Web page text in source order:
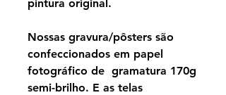
pintura original.
Nossas gravura/pôsters são
confeccionados em papel
fotográfico de gramatura 170g
semi-brilho. E as telas